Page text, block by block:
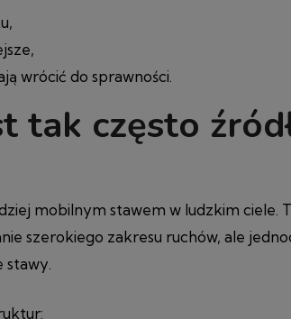
wrócić do sprawności.
tak często
mobilnym stawem w ludzkim ciele.
szerokiego zakresu ruchów, ale
stawy.